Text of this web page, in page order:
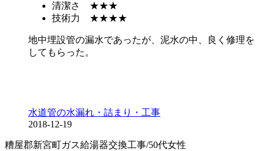
清潔さ ★★★
技術力 ★★★★
地中埋設管の漏水であったが、泥水の中、良く修理を
してもらった。
水道管の水漏れ・詰まり・工事
2018-12-19
糟屋郡新宮町ガス給湯器交換工事/50代女性